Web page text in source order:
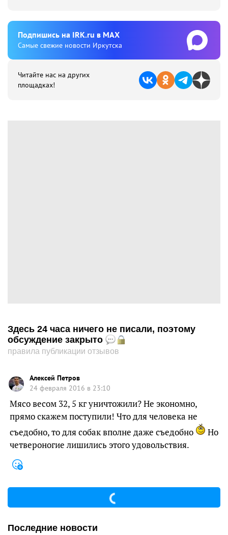
Подпишиcь на IRK.ru в MAX
Cамые свежие новости Иркутска
Читайте нас на других
площадках!
Здесь 24 часа ничего не писали, поэтому
обсуждение закрыто
правила публикации отзывов
Алексей Петров
24 февраля 2016 в 23:10
Мясо весом 32, 5 кг уничтожили? Не экономно,
прямо скажем поступили! Что для человека не
съедобно, то для собак вполне даже съедобно
Но
четвероногие лишились этого удовольствия.
Последние новости